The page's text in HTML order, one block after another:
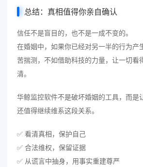
总结：真相值得你亲自确认
信任不是盲目的，也不是一成不变的。
在婚姻中，如果你已经对另一半的行为产
苦揣测，不如借助科技的力量，让一切看
清。
华鲸监控软件不是破坏婚姻的工具，而是
还值得继续维系这段关系。
✅ 看清真相，保护自己
✅ 合法维权，保留证据
✅ 从谎言中抽身，用事实重建尊严